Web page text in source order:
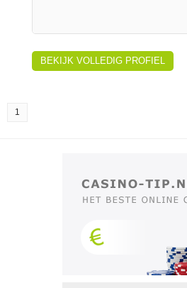
BEKIJK VOLLEDIG PROFIEL
1